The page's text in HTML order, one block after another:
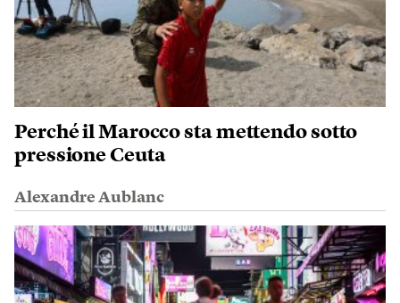
Perché il Marocco sta mettendo sotto
pressione Ceuta
Alexandre Aublanc